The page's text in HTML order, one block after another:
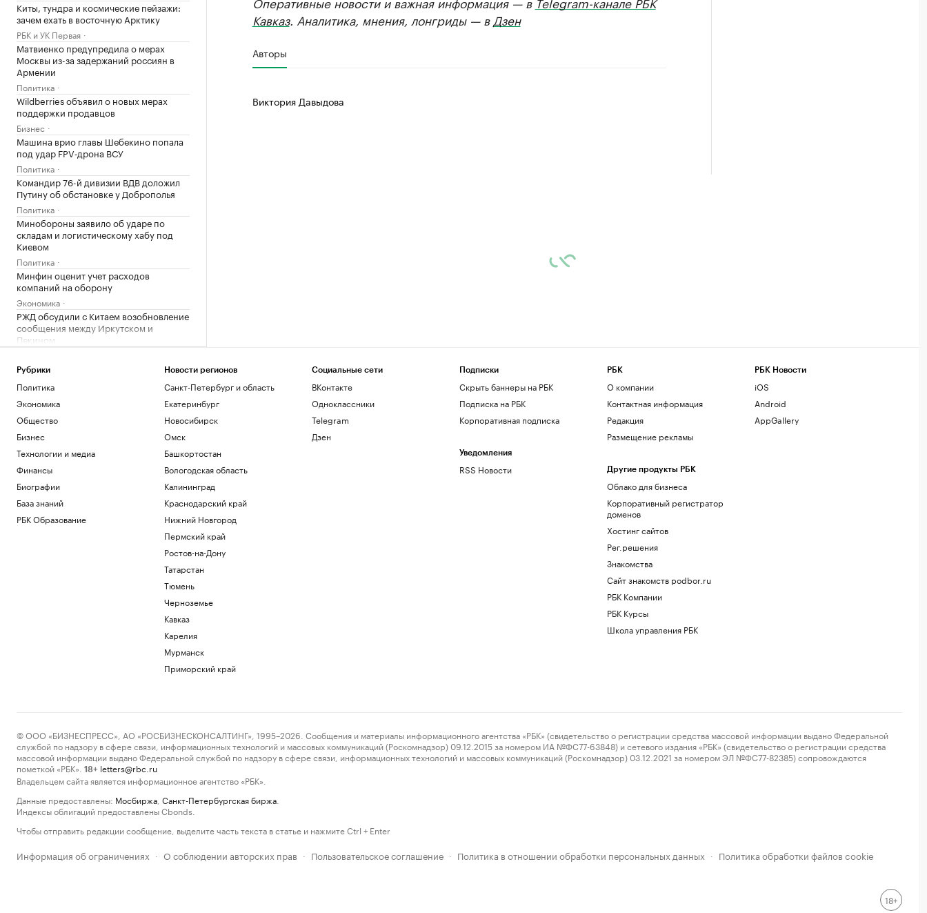
Киты, тундра и космические пейзажи:
зачем ехать в восточную Арктику
РБК и УК Первая
Матвиенко предупредила о мерах
Москвы из-за задержаний россиян в
Армении
Политика
Wildberries объявил о новых мерах
поддержки продавцов
Бизнес
Машина врио главы Шебекино попала
под удар FPV‑дрона ВСУ
Политика
Командир 76-й дивизии ВДВ доложил
Путину об обстановке у Доброполья
Политика
Минобороны заявило об ударе по
складам и логистическому хабу под
Киевом
Политика
Минфин оценит учет расходов
компаний на оборону
Экономика
РЖД обсудили с Китаем возобновление
сообщения между Иркутском и
Пекином
ЕК не увидела связи России с
Политика
За день в регионах России сбили 281
украинский беспилотник
Политика
В Киеве заявили о 16 тыс. иностранцев
в рядах ВСУ
Политика
Кавказ. Аналитика, мнения, лонгриды — в Дзен
Авторы
Виктория Давыдова
Рубрики
Политика
Экономика
Общество
Бизнес
Технологии и медиа
Финансы
Биографии
База знаний
РБК Образование
Новости регионов
Санкт-Петербург и область
Екатеринбург
Новосибирск
Омск
Башкортостан
Вологодская область
Калининград
Краснодарский край
Нижний Новгород
Пермский край
Ростов-на-Дону
Татарстан
Тюмень
Черноземье
Кавказ
Карелия
Мурманск
Приморский край
Социальные сети
ВКонтакте
Одноклассники
Telegram
Дзен
Подписки
Скрыть баннеры на РБК
Подписка на РБК
Корпоративная подписка
Уведомления
RSS Новости
РБК
О компании
Контактная информация
Редакция
Размещение рекламы
Другие продукты РБК
Облако для бизнеса
Корпоративный регистратор
доменов
Хостинг сайтов
Рег.решения
Знакомства
Сайт знакомств podbor.ru
РБК Компании
РБК Курсы
Школа управления РБК
РБК Новости
iOS
Android
AppGallery
© ООО «БИЗНЕСПРЕСС», АО «РОСБИЗНЕСКОНСАЛТИНГ», 1995–2026. Сообщения и материалы информационного агентства «РБК» (свидетельство о регистрации средства массовой информации выдано Федеральной
службой по надзору в сфере связи, информационных технологий и массовых коммуникаций (Роскомнадзор) 09.12.2015 за номером ИА №ФС77-63848) и сетевого издания «РБК» (свидетельство о регистрации средства
массовой информации выдано Федеральной службой по надзору в сфере связи, информационных технологий и массовых коммуникаций (Роскомнадзор) 03.12.2021 за номером ЭЛ №ФС77-82385) сопровождаются
пометкой «РБК».
18+ letters@rbc.ru
Владельцем сайта является информационное агентство «РБК».
Данные предоставлены: Мосбиржа Санкт-Петербургская биржа
Индексы облигаций предоставлены Cbonds.
Чтобы отправить редакции сообщение, выделите часть текста в статье и нажмите Ctrl + Enter
Информация об ограничениях · О соблюдении авторских прав · Пользовательское соглашение · Политика в отношении обработки персональных данных · Политика обработки файлов cookie
18+